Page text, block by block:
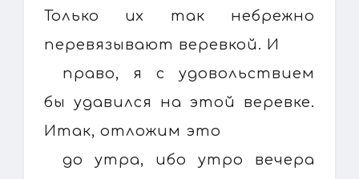
Только их так небрежно
перевязывают веревкой. И
право, я с удовольствием
бы удавился на этой веревке.
Итак, отложим это
до утра, ибо утро вечера